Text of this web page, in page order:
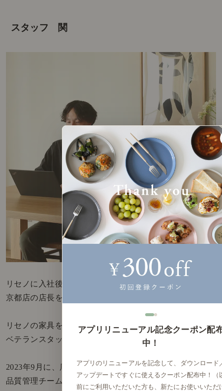
スタッフ 関
リセノに入社後は、約10年間、
京都店の店長を務めていた関さん。
リセノの家具を知り尽くした
ベテランスタッフです。
2023年9月に、店長から
品質管理チームへ異動になりました。
アプリリニューアル記念クーポン配
中！
アプリのリニューアルを記念して、ダウンロード
アップデートですぐに使えるクーポン配布中！（
前にご利用いただいた方も、新たにお使いいただ